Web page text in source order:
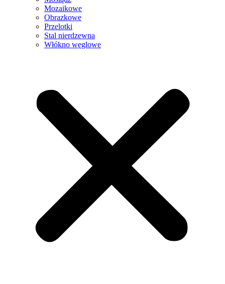
Mozaikowe
Obrazkowe
Przelotki
Stal nierdzewna
Włókno węglowe